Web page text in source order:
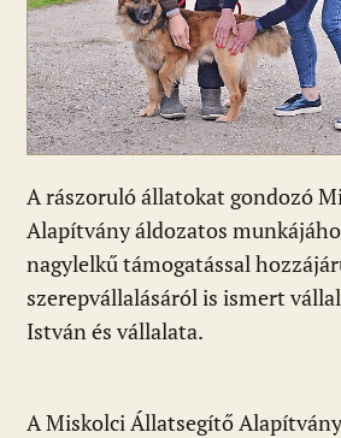
A rászoruló állatokat gondozó
Alapítvány áldozatos
nagylelkű támogatással
szerepvállalásáról is ismert
István és vállalata.
A Miskolci Állatsegítő